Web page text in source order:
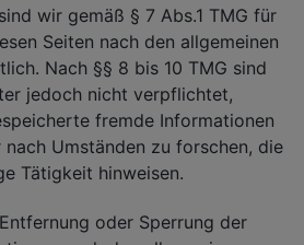
wir gemäß § 7 Abs.1 TMG für
Seiten nach den allgemeinen
Nach §§ 8 bis 10 TMG sind
jedoch nicht verpflichtet,
fremde Informationen
Umständen zu forschen, die
Tätigkeit hinweisen.
oder Sperrung der